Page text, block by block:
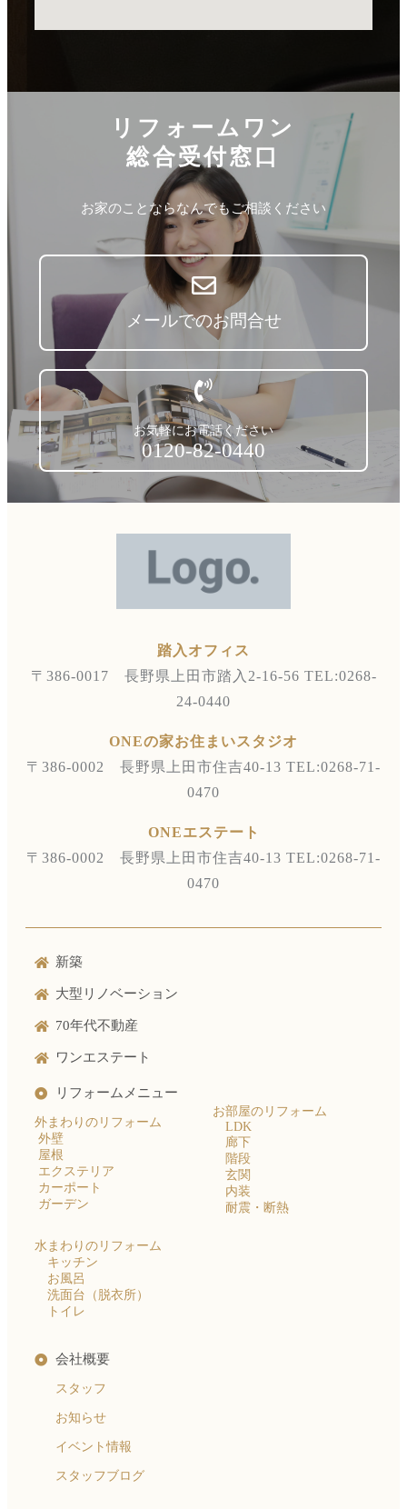
リフォームワン
総合受付窓口
お家のことならなんでもご相談ください
メールでのお問合せ
お気軽にお電話ください
0120-82-0440
踏入オフィス
〒386-0017 長野県上田市踏入2-16-56 TEL:0268-
24-0440
ONEの家お住まいスタジオ
〒386-0002 長野県上田市住吉40-13 TEL:0268-71-
0470
ONEエステート
〒386-0002 長野県上田市住吉40-13 TEL:0268-71-
0470
新築
大型リノベーション
70年代不動産
ワンエステート
リフォームメニュー
外まわりのリフォーム
外壁
屋根
エクステリア
カーポート
ガーデン
水まわりのリフォーム
キッチン
お風呂
洗面台（脱衣所）
トイレ
お部屋のリフォーム
LDK
廊下
階段
玄関
内装
耐震・断熱
会社概要
スタッフ
お知らせ
イベント情報
スタッフブログ